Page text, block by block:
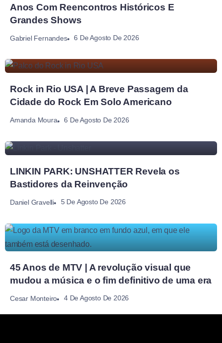
Anos Com Reencontros Históricos E
Grandes Shows
Gabriel Fernandes 6 De Agosto De 2026
Rock in Rio USA | A Breve Passagem da
Cidade do Rock Em Solo Americano
Amanda Moura 6 De Agosto De 2026
LINKIN PARK: UNSHATTER Revela os
Bastidores da Reinvenção
Daniel Gravelli 5 De Agosto De 2026
45 Anos de MTV | A revolução visual que
mudou a música e o fim definitivo de uma era
Cesar Monteiro 4 De Agosto De 2026